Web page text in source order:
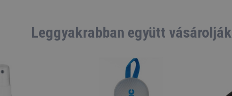
Leggyakrabban együtt vásárolják